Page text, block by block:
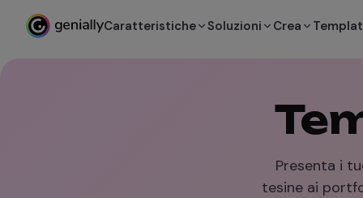
Caratteristiche Soluzioni Crea
Presenta i
tesine ai